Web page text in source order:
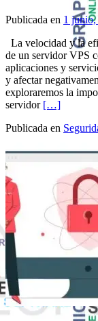
Publicada en 1
La velocidad y la
de un servidor VPS
aplicaciones y
y afectar
exploraremos la
servidor Leer
[…]
Publicada en